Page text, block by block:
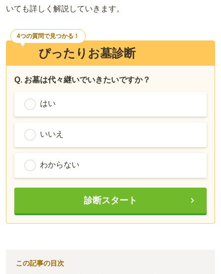
いても詳しく解説していきます。
ぴったりお墓診断
4つの質問で見つかる！
Q. お墓は代々継いでいきたいですか？
はい
いいえ
わからない
診断スタート
この記事の目次